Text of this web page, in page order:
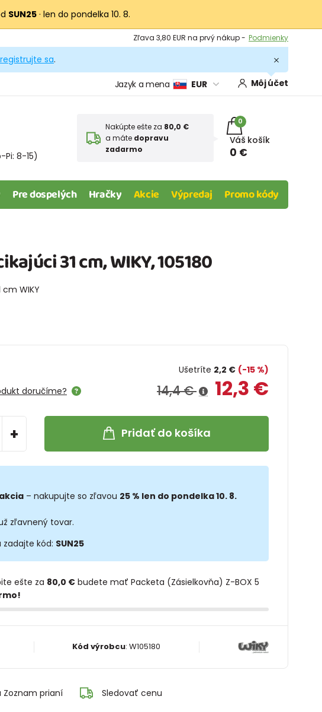
SUN25 · len do pondelka 10. 8.
Zľava 3,80 EUR na prvý nákup - Podmienky
sa.
Jazyk a mena EUR Môj účet
Pi: 8-15)
Nakúpte ešte za 80,0 €
a máte dopravu
zadarmo
0
Váš košík
0 €
Pre dospelých Hračky Akcie Výpredaj Promo kódy
31 cm, WIKY, 105180
WIKY
doručíme?
Ušetríte 2,2 € (-15 %)
14,4 € 12,3 €
+ Pridať do košíka
– nakupujte so zľavou 25 % len do pondelka 10. 8.
zľavnený tovar.
zadajte kód: SUN25
ešte za 80,0 €budete mať Packeta (Zásielkovňa) Z-BOX 5
Kód výrobcu:W105180
Zoznam prianí Sledovať cenu